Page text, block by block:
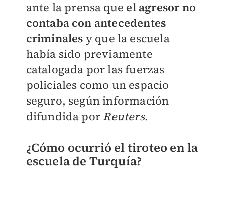
ante la prensa que el agresor no
contaba con antecedentes
criminales y que la escuela
había sido previamente
catalogada por las fuerzas
policiales como un espacio
seguro, según información
difundida por Reuters.
¿Cómo ocurrió el tiroteo en la
escuela de Turquía?